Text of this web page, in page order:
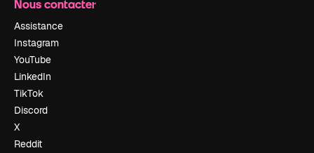
Nous contacter
Assistance
Instagram
YouTube
LinkedIn
TikTok
Discord
X
Reddit